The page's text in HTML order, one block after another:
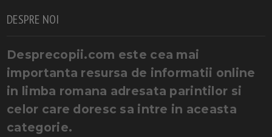
DESPRE NOI
Desprecopii.com este cea mai
importanta resursa de informatii online
in limba romana adresata parintilor si
celor care doresc sa intre in aceasta
categorie.